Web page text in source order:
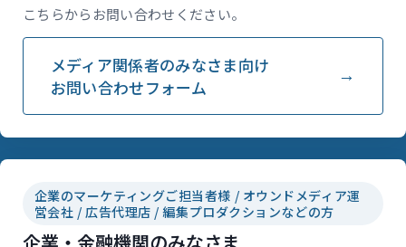
こちらからお問い合わせください。
メディア関係者のみなさま向け
お問い合わせフォーム
企業のマーケティングご担当者様 / オウンドメディア運
営会社 / 広告代理店 / 編集プロダクションなどの方